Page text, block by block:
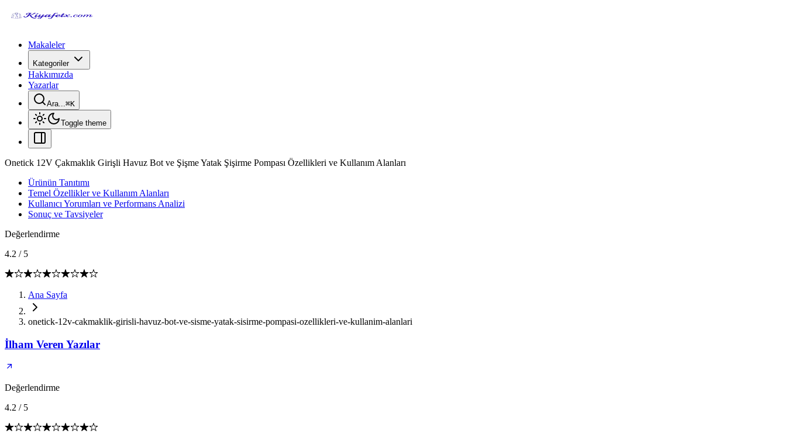
Makaleler
Kategoriler
Hakkımızda
Yazarlar
Ara...⌘K
Toggle theme
Onetick 12V Çakmaklık Girişli Havuz Bot ve Şişme Yatak Şişirme Pompası Özellikleri ve Kullanım Alanları
Ürünün Tanıtımı
Temel Özellikler ve Kullanım Alanları
Kullanıcı Yorumları ve Performans Analizi
Sonuç ve Tavsiyeler
Değerlendirme
4.2 / 5
Ana Sayfa
onetick-12v-cakmaklik-girisli-havuz-bot-ve-sisme-yatak-sisirme-pompasi-ozellikleri-ve-kullanim-alanlari
İlham Veren Yazılar
Değerlendirme
4.2 / 5